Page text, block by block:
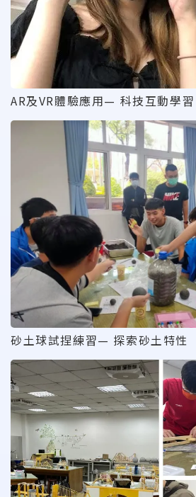
AR及VR體驗應用— 科技互動學習
砂土球試捏練習— 探索砂土特性